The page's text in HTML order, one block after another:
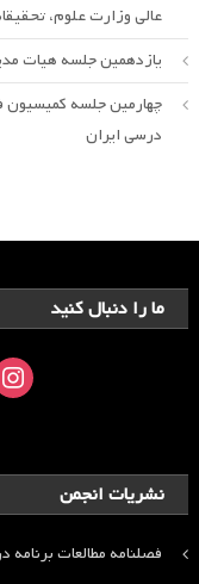
عالی وزارت علوم،
یازدهمین جلسه هیات
چهارمین جلسه کمیسیون
درسی ایران
ما را دنبال کنید
نشریات انجمن
فصلنامه مطالعات برنامه